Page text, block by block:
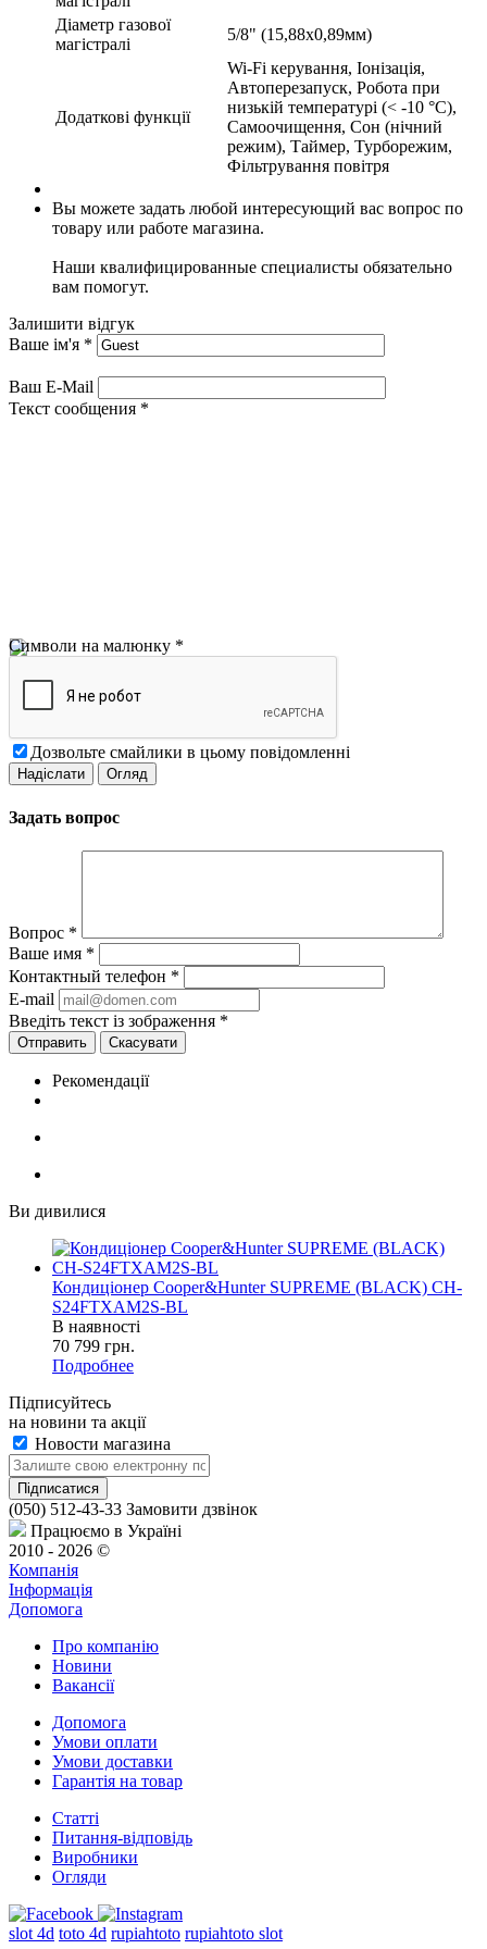
Діаметр газової
магістралі
5/8" (15,88х0,89мм)
Додаткові функції
Wi-Fi керування, Іонізація,
Автоперезапуск, Робота при
низькій температурі (< -10 °C),
Самоочищення, Сон (нічний
режим), Таймер, Турборежим,
Фільтрування повітря
Вы можете задать любой интересующий вас вопрос по
товару или работе магазина.
Наши квалифицированные специалисты обязательно
вам помогут.
Залишити відгук
Ваше ім'я *
Ваш E-Mail
Текст сообщения *
Символи на малюнку *
Дозвольте смайлики в цьому повідомленні
Задать вопрос
Вопрос *
Ваше имя *
Контактный телефон *
E-mail
Введіть текст із зображення *
Скасувати
Рекомендації
Ви дивилися
Кондиціонер Cooper&Hunter SUPREME (BLACK) CH-
S24FTXAM2S-BL
В наявності
70 799 грн.
Подробнее
Підписуйтесь
на новини та акції
Новости магазина
(050) 512-43-33 Замовити дзвінок
Працюємо в Україні
2010 - 2026 ©
Компанія
Інформація
Допомога
Про компанію
Новини
Вакансії
Допомога
Умови оплати
Умови доставки
Гарантія на товар
Статті
Питання-відповідь
Виробники
Огляди
slot 4d toto 4d rupiahtoto rupiahtoto slot